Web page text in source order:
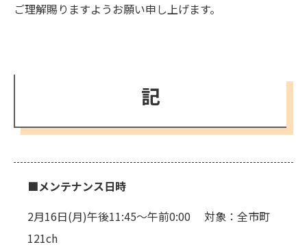
ご理解賜りますようお願い申し上げます。
記
■メンテナンス日時
2月16日(月)午後11:45～午前0:00 対象：全市町
121ch